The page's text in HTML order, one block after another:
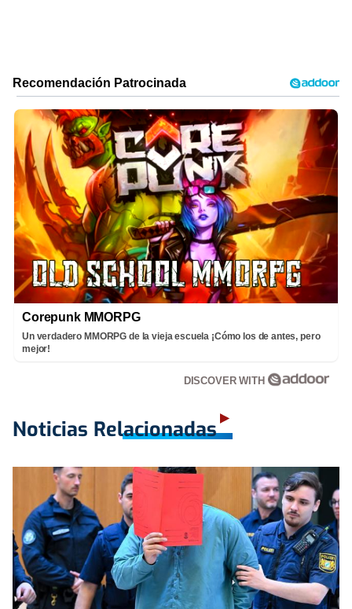
Corepunk MMORPG
Un verdadero MMORPG de la vieja escuela ¡Cómo los de antes, pero
mejor!
DISCOVER WITH
Noticias Relacionadas